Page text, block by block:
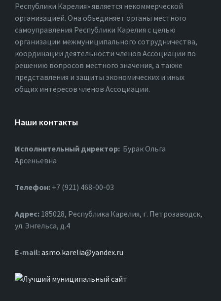
Республики Карелия» является некоммерческой
организацией. Она объединяет органы местного
самоуправления Республики Карелия с целью
организации межмуниципального сотрудничества,
координации деятельности членов Ассоциации по
решению вопросов местного значения, а также
представления и защиты экономических и иных
общих интересов членов Ассоциации.
Наши контакты
Исполнительный директор: Бурак Ольга
Арсеньевна
Телефон: +7 (921) 468-00-03
Адрес: 185028, Республика Карелия, г. Петрозаводск,
ул. Энгельса, д.4
Е-mail:asmo.karelia@yandex.ru